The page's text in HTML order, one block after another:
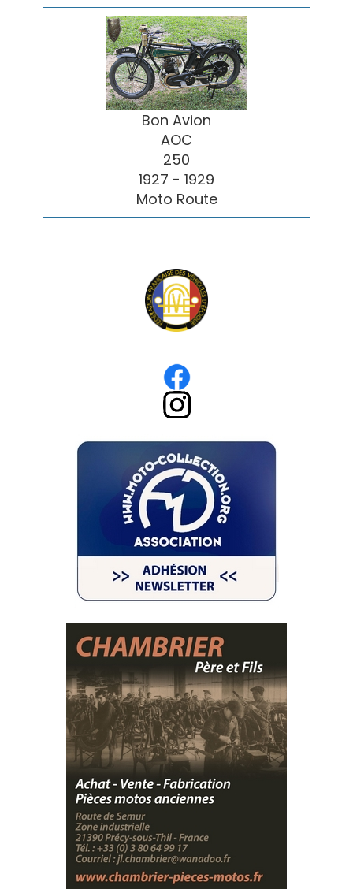
Bon Avion
AOC
250
1927 - 1929
Moto Route